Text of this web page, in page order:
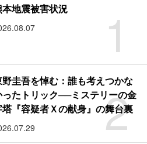
1
本地震被害状況
2
野圭吾を悼む：誰も考えつかな
ったトリック──ミステリーの金
塔『容疑者Ｘの献身』の舞台裏